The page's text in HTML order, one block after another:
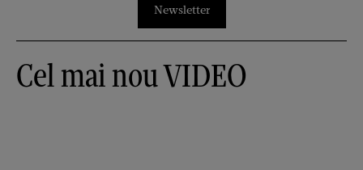
Newsletter
Cel mai nou VIDEO